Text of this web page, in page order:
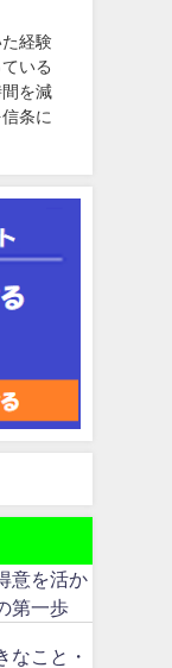
経験
いる
を減
条に
意を活か
第一歩
なこと・